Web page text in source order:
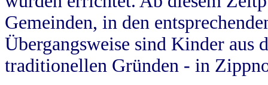
Gemeinden, in den
Übergangsweise sind Kinder aus
traditionellen Gründen - in